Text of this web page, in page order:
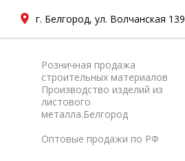
г. Белгород, ул. Волчанская 139
Розничная продажа
строительных материалов
Производство изделий из
листового
металла.Белгород
Оптовые продажи по РФ